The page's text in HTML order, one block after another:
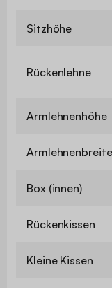
Sitzhöhe
Rückenlehne
Armlehnenhöhe
Armlehnenbreite
Box (innen)
Rückenkissen
Kleine Kissen